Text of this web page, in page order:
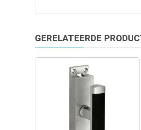
GERELATEERDE